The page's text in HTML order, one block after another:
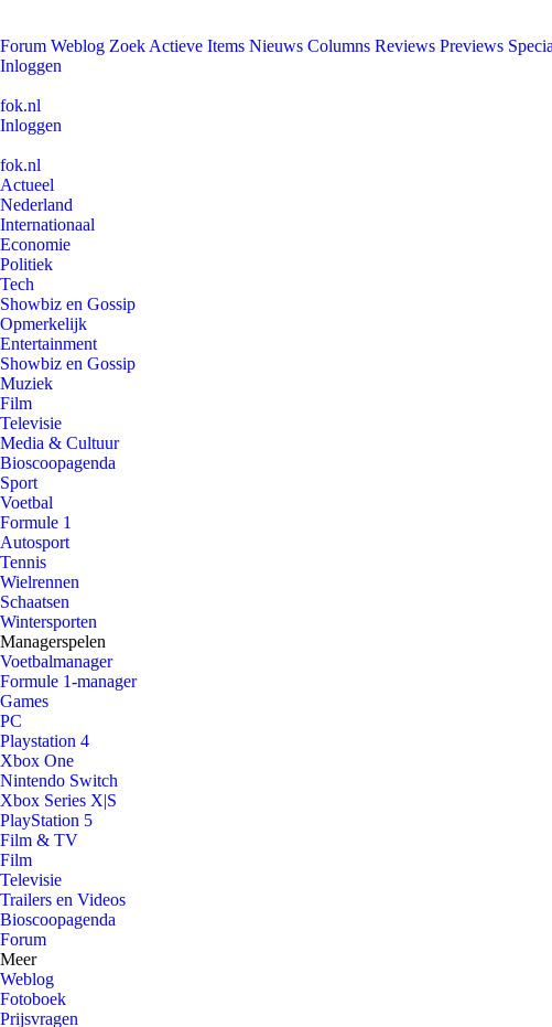
Forum Weblog Zoek Actieve Items Nieuws Columns Reviews Previews
Inloggen
fok.nl
Inloggen
fok.nl
Actueel
Nederland
Internationaal
Economie
Politiek
Tech
Showbiz en Gossip
Opmerkelijk
Entertainment
Showbiz en Gossip
Muziek
Film
Televisie
Media & Cultuur
Bioscoopagenda
Sport
Voetbal
Formule 1
Autosport
Tennis
Wielrennen
Schaatsen
Wintersporten
Managerspelen
Voetbalmanager
Formule 1-manager
Games
PC
Playstation 4
Xbox One
Nintendo Switch
Xbox Series X|S
PlayStation 5
Film & TV
Film
Televisie
Trailers en Videos
Bioscoopagenda
Forum
Meer
Weblog
Fotoboek
Prijsvragen